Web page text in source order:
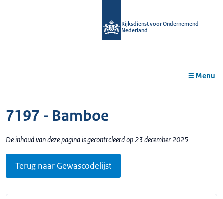
Rijksdienst voor Ondernemend
Nederland
Menu
7197 - Bamboe
De inhoud van deze pagina is gecontroleerd op 23 december 2025
Terug naar Gewascodelijst